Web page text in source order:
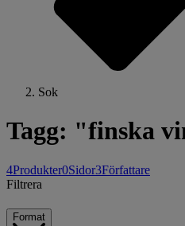
Sok
Tagg: "finska
4Produkter0Sidor3Författare
Filtrera
Format